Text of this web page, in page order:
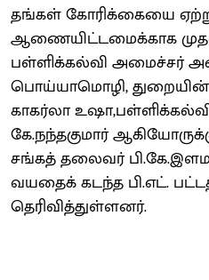
தங்கள் கோரிக்கையை
ஆணையிட்டமைக்காக
பள்ளிக்கல்வி அமைச்சர்
பொய்யாமொழி,
காகர்லா
கே.நந்தகுமார்
சங்கத் தலைவர்
வயதைக் கடந்த பி.எட்.
தெரிவித்துள்ளனர்.